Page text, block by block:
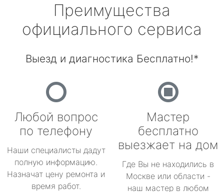
Преимущества
официального сервиса
Выезд и диагностика Бесплатно!*
Любой вопрос
по телефону
Наши специалисты дадут
полную информацию.
Назначат цену ремонта и
время работ.
Мастер
бесплатно
выезжает на дом
Где Вы не находились в
Москве или области -
наш мастер в любом